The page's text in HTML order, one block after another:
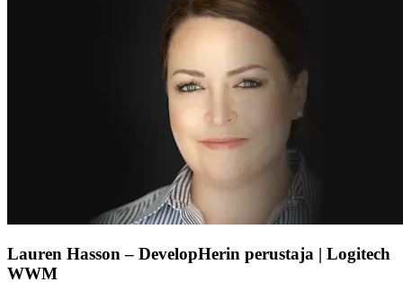
Lauren Hasson – DevelopHerin perustaja | Logitech
WWM